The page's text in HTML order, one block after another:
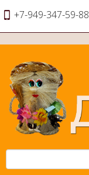
+7-949-347-59-88